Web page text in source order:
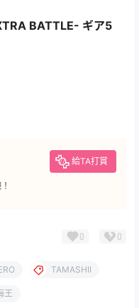
BATTLE- ギア5
給TA打賞
0 0
TAMASHII
王